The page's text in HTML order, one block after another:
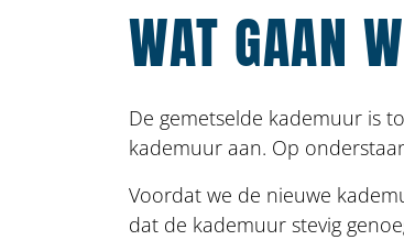
WAT GAAN
De gemetselde kademuur is
kademuur aan. Op
Voordat we de nieuwe
dat de kademuur stevig